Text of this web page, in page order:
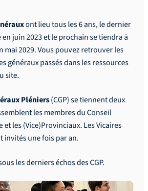
ont lieu tous les 6 ans, le dernier
en juin 2023 et le prochain se tiendra à
mai 2029. Vous pouvez retrouver les
généraux passés dans les ressources
site.
Pléniers(CGP) se tiennent deux
les membres du Conseil
les (Vice)Provinciaux. Les Vicaires
invités une fois par an.
les derniers échos des CGP.